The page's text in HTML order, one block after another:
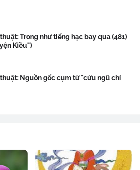
Trong như tiếng hạc bay qua (481)
Kiều")
Nguồn gốc cụm từ "cửu ngũ chí